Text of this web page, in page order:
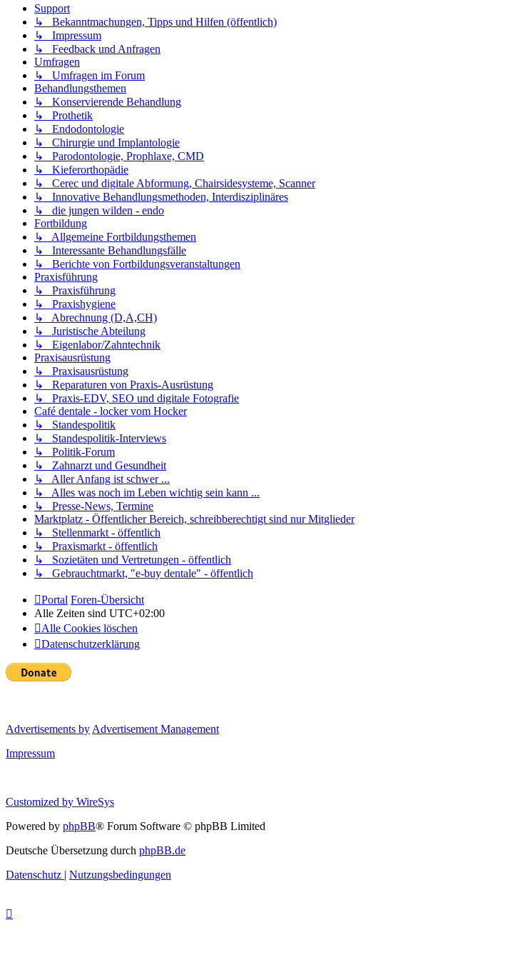
Support
↳ Bekanntmachungen, Tipps und Hilfen (öffentlich)
↳ Impressum
↳ Feedback und Anfragen
Umfragen
↳ Umfragen im Forum
Behandlungsthemen
↳ Konservierende Behandlung
↳ Prothetik
↳ Endodontologie
↳ Chirurgie und Implantologie
↳ Parodontologie, Prophlaxe, CMD
↳ Kieferorthopädie
↳ Cerec und digitale Abformung, Chairsidesysteme, Scanner
↳ Innovative Behandlungsmethoden, Interdisziplinäres
↳ die jungen wilden - endo
Fortbildung
↳ Allgemeine Fortbildungsthemen
↳ Interessante Behandlungsfälle
↳ Berichte von Fortbildungsveranstaltungen
Praxisführung
↳ Praxisführung
↳ Praxishygiene
↳ Abrechnung (D,A,CH)
↳ Juristische Abteilung
↳ Eigenlabor/Zahntechnik
Praxisausrüstung
↳ Praxisausrüstung
↳ Reparaturen von Praxis-Ausrüstung
↳ Praxis-EDV, SEO und digitale Fotografie
Café dentale - locker vom Hocker
↳ Standespolitik
↳ Standespolitik-Interviews
↳ Politik-Forum
↳ Zahnarzt und Gesundheit
↳ Aller Anfang ist schwer ...
↳ Alles was noch im Leben wichtig sein kann ...
↳ Presse-News, Termine
Marktplatz - Öffentlicher Bereich, schreibberechtigt sind nur Mitglieder
↳ Stellenmarkt - öffentlich
↳ Praxismarkt - öffentlich
↳ Sozietäten und Vertretungen - öffentlich
↳ Gebrauchtmarkt, "e-buy dentale" - öffentlich
Portal Foren-Übersicht
Alle Zeiten sind UTC+02:00
Alle Cookies löschen
Datenschutzerklärung
Advertisements by Advertisement Management
Impressum
Customized by WireSys
Powered by phpBB® Forum Software © phpBB Limited
Deutsche Übersetzung durch phpBB.de
Datenschutz | Nutzungsbedingungen